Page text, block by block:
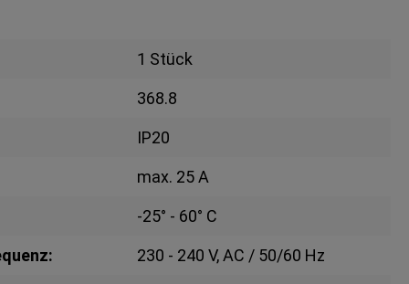
1 Stück
368.8
IP20
max. 25 A
-25° - 60° C
230 - 240 V, AC / 50/60 Hz